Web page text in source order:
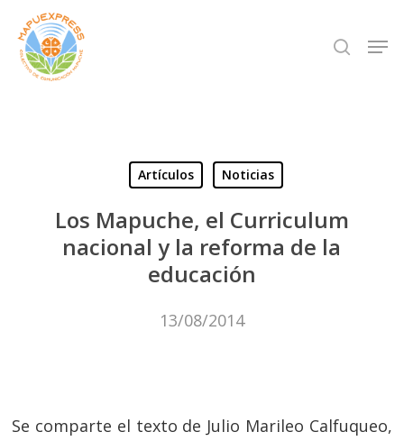
Skip
main
search
Artículos Noticias
Los Mapuche, el Curriculum
nacional y la reforma de la
educación
13/08/2014
Se comparte el texto de Julio Marileo Calfuqueo,
Close